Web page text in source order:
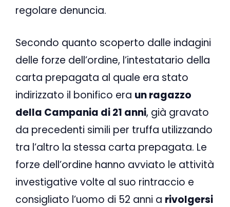
regolare denuncia.
Secondo quanto scoperto dalle indagini
delle forze dell’ordine, l’intestatario della
carta prepagata al quale era stato
indirizzato il bonifico era un ragazzo
della Campania di 21 anni, già gravato
da precedenti simili per truffa utilizzando
tra l’altro la stessa carta prepagata. Le
forze dell’ordine hanno avviato le attività
investigative volte al suo rintraccio e
consigliato l’uomo di 52 anni a rivolgersi